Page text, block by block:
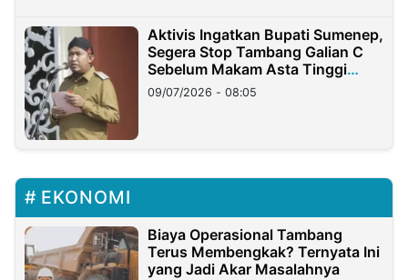
Aktivis Ingatkan Bupati Sumenep,
Segera Stop Tambang Galian C
Sebelum Makam Asta Tinggi
Longsor
09/07/2026 - 08:05
EKONOMI
Biaya Operasional Tambang
Terus Membengkak? Ternyata Ini
yang Jadi Akar Masalahnya